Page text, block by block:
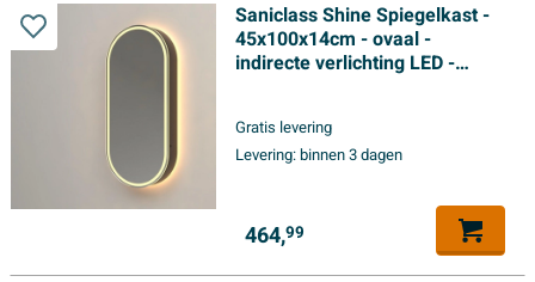
Saniclass Shine Spiegelkast -
45x100x14cm - ovaal -
indirecte verlichting LED -
Gratis levering
Levering:binnen 3 dagen
464,99